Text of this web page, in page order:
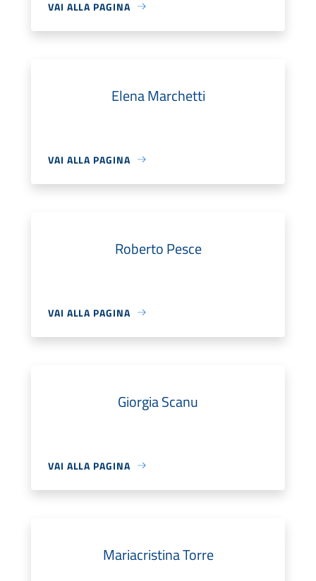
VAI ALLA PAGINA
Elena Marchetti
VAI ALLA PAGINA
Roberto Pesce
VAI ALLA PAGINA
Giorgia Scanu
VAI ALLA PAGINA
Mariacristina Torre